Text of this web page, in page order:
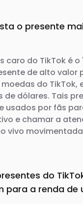
o presente
caro do TikTok é o
de alto valor
do TikTok,
de dólares. Tais
usados ​​por fãs
e chamar a
vivo
do
para a renda de